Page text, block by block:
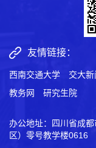
友情链接：
西南交通大学 交大新
教务网
研究生院
办公地址：四川省成
区）零号教学楼0616